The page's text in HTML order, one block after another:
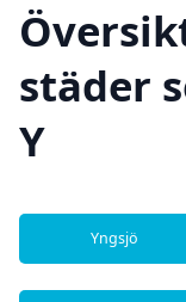
städer
Y
Yngsjö